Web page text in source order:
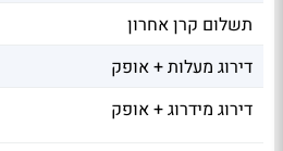
תשלום קרן אחרון
דירוג מעלות + אופק
דירוג מידרוג + אופק